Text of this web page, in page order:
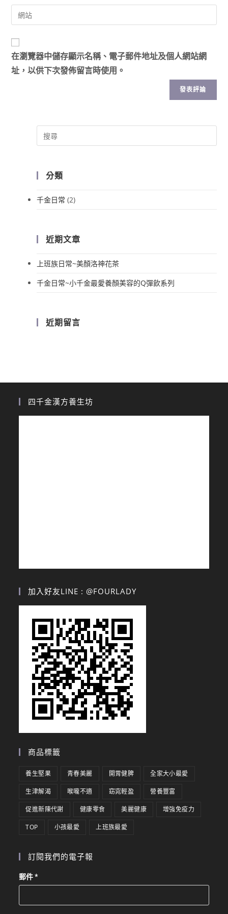
在瀏覽器中儲存顯示名稱、電子郵件地址及個人網站網
址，以供下次發佈留言時使用。
分類
千金日常 (2)
近期文章
上班族日常~美顏洛神花茶
千金日常~小千金最愛養顏美容的Q彈飲系列
近期留言
四千金漢方養生坊
加入好友LINE : @FOURLADY
商品標籤
養生堅果 青春美麗 開胃健脾 全家大小最愛
生津解渴 喉嚨不適 窈窕輕盈 營養豐富
促進新陳代謝 健康零食 美麗健康 增強免疫力
TOP 小孩最愛 上班族最愛
訂閱我們的電子報
郵件*